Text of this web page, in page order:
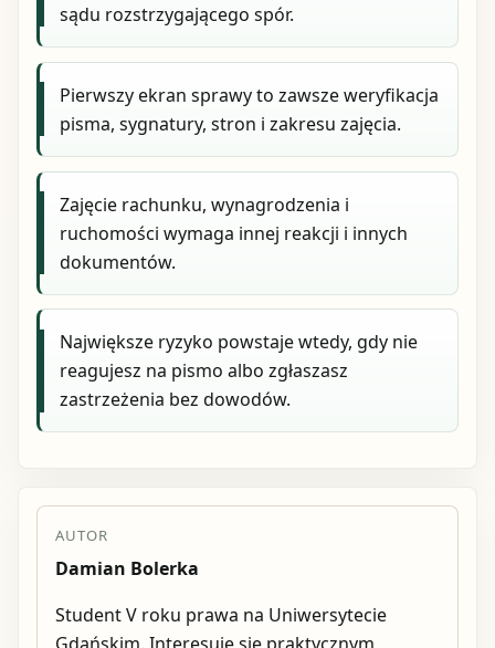
sądu rozstrzygającego spór.
Pierwszy ekran sprawy to zawsze weryfikacja
pisma, sygnatury, stron i zakresu zajęcia.
Zajęcie rachunku, wynagrodzenia i
ruchomości wymaga innej reakcji i innych
dokumentów.
Największe ryzyko powstaje wtedy, gdy nie
reagujesz na pismo albo zgłaszasz
zastrzeżenia bez dowodów.
AUTOR
Damian Bolerka
Student V roku prawa na Uniwersytecie